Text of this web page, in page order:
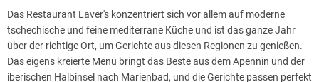
Paraffin-Handpackungen
Inhalation „Waldfrühling“
Das Restaurant Laver's konzentriert sich vor allem auf moderne
tschechische und feine mediterrane Küche und ist das ganze Jahr
über der richtige Ort, um Gerichte aus diesen Regionen zu genießen.
Das eigens kreierte Menü bringt das Beste aus dem Apennin und der
iberischen Halbinsel nach Marienbad, und die Gerichte passen perfekt